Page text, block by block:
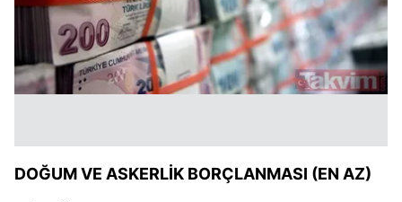
DOĞUM VE ASKERLİK BORÇLANMASI (EN AZ)